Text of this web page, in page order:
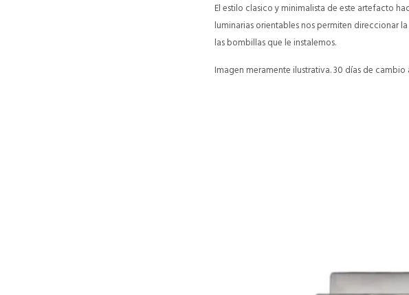
El estilo clasico y minimalista de este artefacto
luminarias orientables nos permiten direccionar
las bombillas que le instalemos.
Imagen meramente ilustrativa. 30 días de